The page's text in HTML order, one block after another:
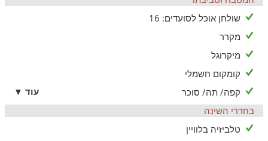
שולחן אוכל לסועדים: 16
מקרר
מיקרוגל
קומקום חשמלי
קפה/ תה/ סוכר
עוד ▼
בחדרי השינה
טלביזיה בלוויין